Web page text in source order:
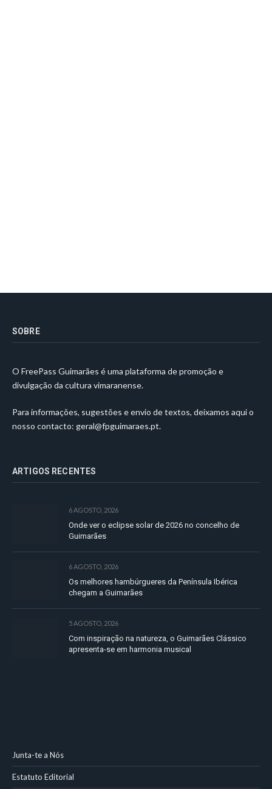
SOBRE
O FreePass Guimarães é uma plataforma de promoção e
divulgação da cultura vimaranense.
Para informações, sugestões e envio de textos, deixamos aqui o
nosso contacto: geral@fpguimaraes.pt.
ARTIGOS RECENTES
6 AGOSTO, 2026
Onde ver o eclipse solar de 2026 no concelho de
Guimarães
6 AGOSTO, 2026
Os melhores hambúrgueres da Península Ibérica
chegam a Guimarães
5 AGOSTO, 2026
Com inspiração na natureza, o Guimarães Clássico
apresenta-se em harmonia musical
Junta-te a Nós
Estatuto Editorial